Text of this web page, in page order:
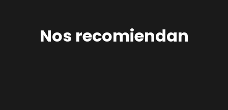
Nos recomiendan